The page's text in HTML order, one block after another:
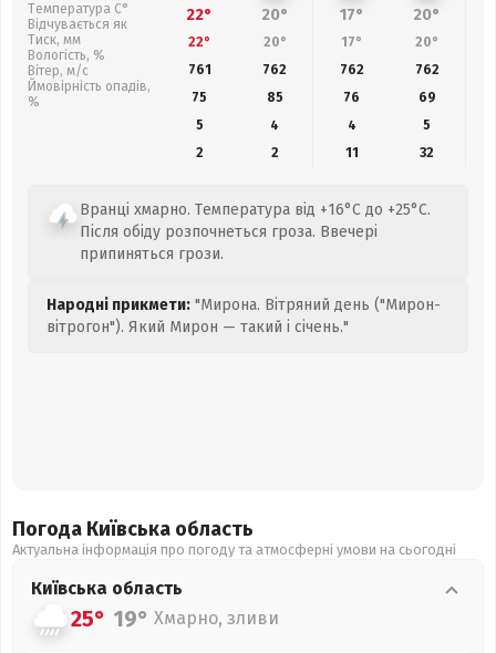
Температура С°
Відчувається як
Тиск, мм
Вологість, %
Вітер, м/с
Ймовірність опадів,
%
22° 20° 17° 20°
22° 20° 17° 20°
761
762 762 762
75
85 76 69
5
4 4
5
2
2 11 32
Вранці хмарно. Температура від +16°C до +25°C.
Після обіду розпочнеться гроза. Ввечері
припиняться грози.
Народні прикмети: "Мирона. Вітряний день ("Мирон-
вітрогон"). Який Мирон — такий і січень."
Погода Київська область
Актуальна інформація про погоду та атмосферні умови на сьогодні
Київська область
25° 19° Хмарно, зливи